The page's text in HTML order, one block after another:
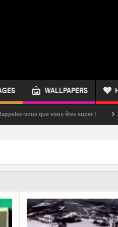
WALLPAPERS
êtes super ! Bande annonce du